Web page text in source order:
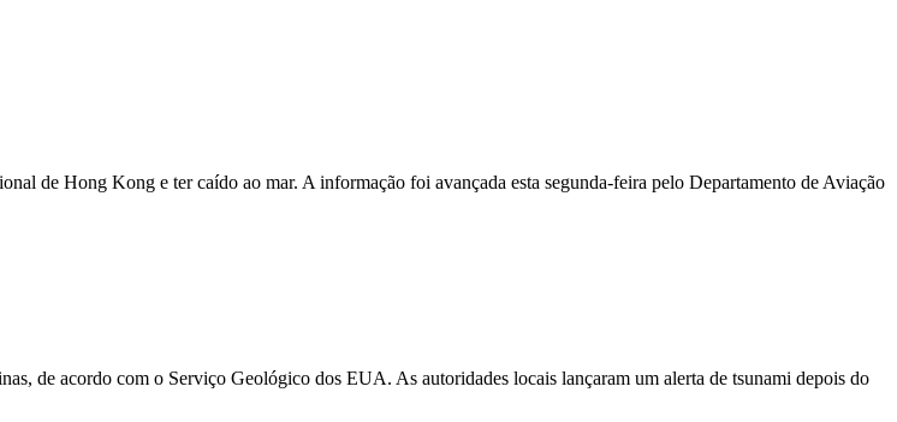
de Hong Kong e ter caído ao mar. A informação foi avançada esta segunda-feira pelo Departamento de Aviação
de acordo com o Serviço Geológico dos EUA. As autoridades locais lançaram um alerta de tsunami depois do